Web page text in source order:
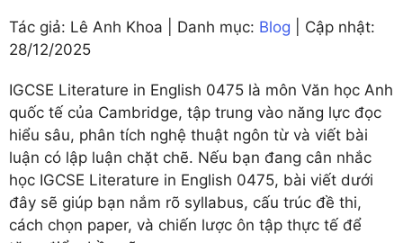
Tác giả: Lê Anh Khoa | Danh mục: Blog | Cập nhật:
28/12/2025
IGCSE Literature in English 0475 là môn Văn học Anh
quốc tế của Cambridge, tập trung vào năng lực đọc
hiểu sâu, phân tích nghệ thuật ngôn từ và viết bài
luận có lập luận chặt chẽ. Nếu bạn đang cân nhắc
học IGCSE Literature in English 0475, bài viết dưới
đây sẽ giúp bạn nắm rõ syllabus, cấu trúc đề thi,
cách chọn paper, và chiến lược ôn tập thực tế để